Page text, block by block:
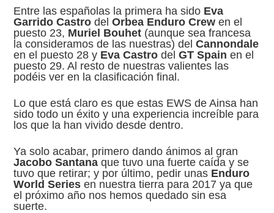
Entre las españolas la primera ha sido Eva
Garrido Castro delOrbea Enduro Crew en el
puesto 23, Muriel Bouhet (aunque sea francesa
la consideramos de las nuestras) delCannondale
en el puesto 28 y Eva Castro delGT Spain en el
puesto 29. Al resto de nuestras valientes las
podéis ver en la clasificación final.
Lo que está claro es que estas EWS de Ainsa han
sido todo un éxito y una experiencia increíble para
los que la han vivido desde dentro.
Ya solo acabar, primero dando ánimos al gran
Jacobo Santana que tuvo una fuerte caída y se
tuvo que retirar; y por último, pedir unas Enduro
World Series en nuestra tierra para 2017 ya que
el próximo año nos hemos quedado sin esa
suerte.